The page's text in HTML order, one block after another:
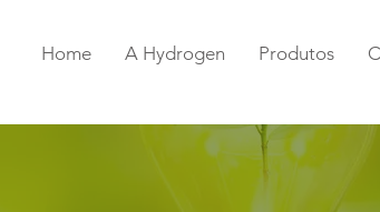
Home A Hydrogen Produtos